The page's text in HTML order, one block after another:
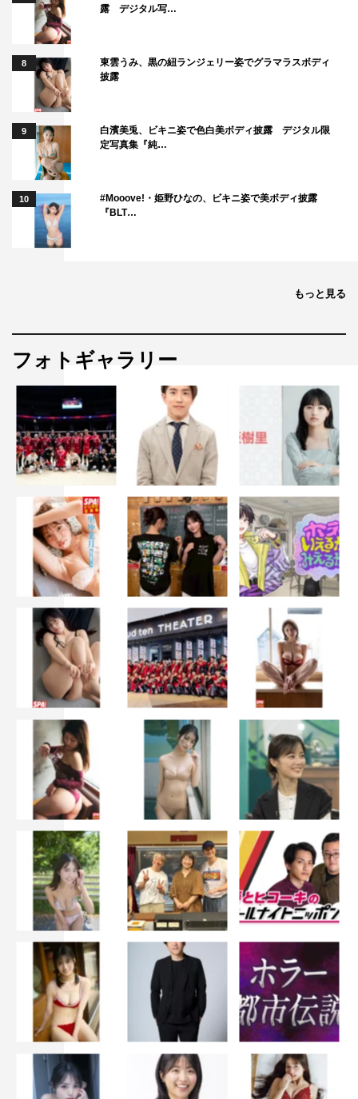
露 デジタル写…
8
東雲うみ、黒の紐ランジェリー姿でグラマラスボディ
披露
9
白濱美兎、ビキニ姿で色白美ボディ披露 デジタル限
定写真集『純…
10
#Mooove!・姫野ひなの、ビキニ姿で美ボディ披露
『BLT…
もっと見る
フォトギャラリー